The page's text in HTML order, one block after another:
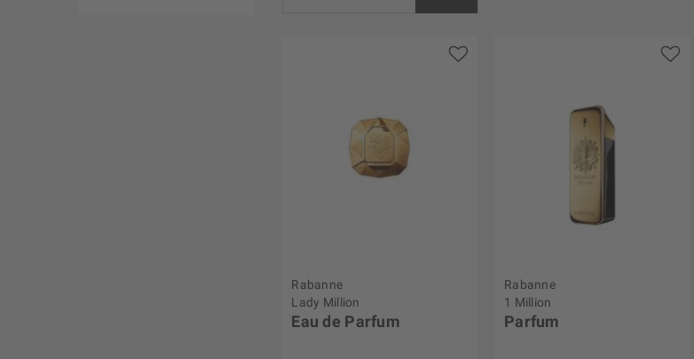
€ 189,00
Rabanne
Lady Million
Eau de Parfum
Rabanne
1 Million
Parfum